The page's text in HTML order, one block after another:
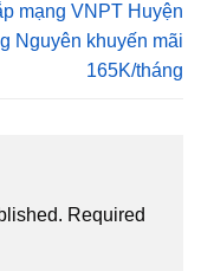
mạng VNPT Huyện
Nguyên khuyến mãi
165K/tháng
Required